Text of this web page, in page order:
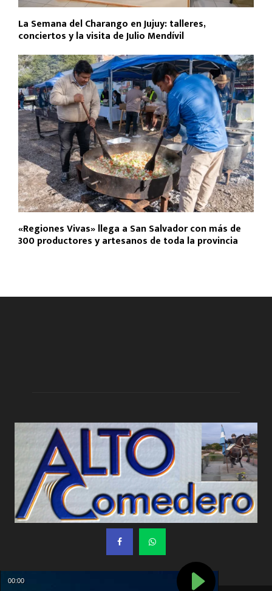
La Semana del Charango en Jujuy: talleres,
conciertos y la visita de Julio Mendívil
«Regiones Vivas» llega a San Salvador con más de
300 productores y artesanos de toda la provincia